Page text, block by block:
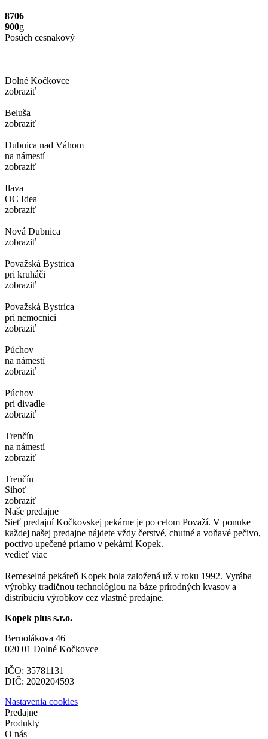
8706
900g
Posúch cesnakový
Dolné Kočkovce
zobraziť
Beluša
zobraziť
Dubnica nad Váhom
na námestí
zobraziť
Ilava
OC Idea
zobraziť
Nová Dubnica
zobraziť
Považská Bystrica
pri kruháči
zobraziť
Považská Bystrica
pri nemocnici
zobraziť
Púchov
na námestí
zobraziť
Púchov
pri divadle
zobraziť
Trenčín
na námestí
zobraziť
Trenčín
Sihoť
zobraziť
Naše predajne
Sieť predajní Kočkovskej pekárne je po celom Považí. V ponuke
každej našej predajne nájdete vždy čerstvé, chutné a voňavé pečivo,
poctivo upečené priamo v pekárni Kopek.
vedieť viac
Remeselná pekáreň Kopek bola založená už v roku 1992. Vyrába
výrobky tradičnou technológiou na báze prírodných kvasov a
distribúciu výrobkov cez vlastné predajne.
Kopek plus s.r.o.
Bernolákova 46
020 01 Dolné Kočkovce
IČO: 35781131
DIČ: 2020204593
Nastavenia cookies
Predajne
Produkty
O nás